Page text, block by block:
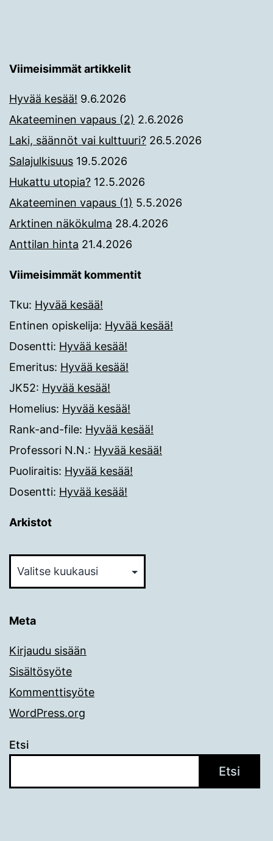
Viimeisimmät artikkelit
Hyvää kesää! 9.6.2026
Akateeminen vapaus (2) 2.6.2026
Laki, säännöt vai kulttuuri? 26.5.2026
Salajulkisuus 19.5.2026
Hukattu utopia? 12.5.2026
Akateeminen vapaus (1) 5.5.2026
Arktinen näkökulma 28.4.2026
Anttilan hinta 21.4.2026
Viimeisimmät kommentit
Tku: Hyvää kesää!
Entinen opiskelija: Hyvää kesää!
Dosentti: Hyvää kesää!
Emeritus: Hyvää kesää!
JK52: Hyvää kesää!
Homelius: Hyvää kesää!
Rank-and-file: Hyvää kesää!
Professori N.N.: Hyvää kesää!
Puoliraitis: Hyvää kesää!
Dosentti: Hyvää kesää!
Arkistot
Meta
Kirjaudu sisään
Sisältösyöte
Kommenttisyöte
WordPress.org
Etsi
Etsi